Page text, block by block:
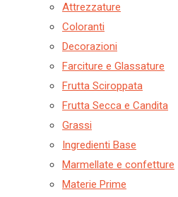
Attrezzature
Coloranti
Decorazioni
Farciture e Glassature
Frutta Sciroppata
Frutta Secca e Candita
Grassi
Ingredienti Base
Marmellate e confetture
Materie Prime